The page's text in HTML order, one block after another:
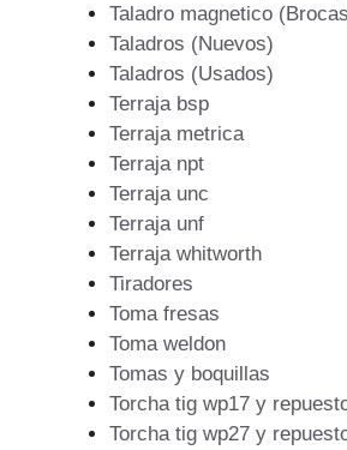
Taladro magnetico
Taladros (Nuevos)
Taladros (Usados)
Terraja bsp
Terraja metrica
Terraja npt
Terraja unc
Terraja unf
Terraja whitworth
Tiradores
Toma fresas
Toma weldon
Tomas y boquillas
Torcha tig wp17 y
Torcha tig wp27 y